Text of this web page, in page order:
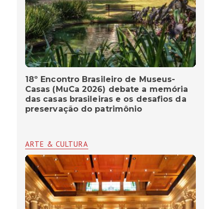
18º Encontro Brasileiro de Museus-
Casas (MuCa 2026) debate a memória
das casas brasileiras e os desafios da
preservação do patrimônio
ARTE & CULTURA